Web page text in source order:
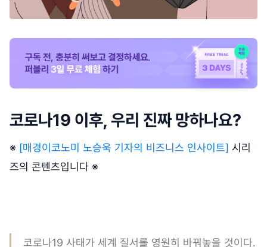
코로나19 이후, 우리 진짜 망하나요?
※ [매경이코노미 노승욱 기자의 비즈니스 인사이트] 시리
즈의 콘텐츠입니다 ※
코로나19 사태가 세계 질서를 영원히 바꿔놓을 것이다.